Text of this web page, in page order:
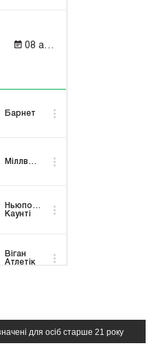
для осіб старше 21 року